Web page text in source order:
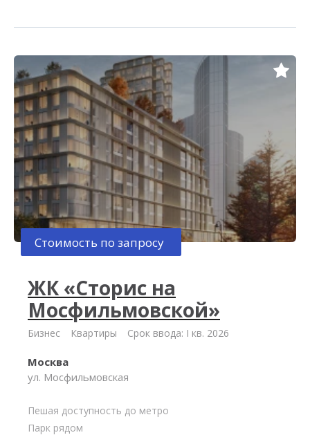
Стоимость по запросу
ЖК «Сторис на
Мосфильмовской»
Бизнес Квартиры Срок ввода: I кв. 2026
Москва
ул. Мосфильмовская
Пешая доступность до метро
Парк рядом